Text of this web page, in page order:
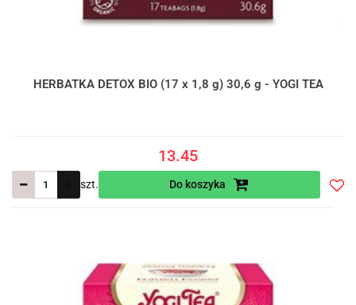
HERBATKA DETOX BIO (17 x 1,8 g) 30,6 g - YOGI TEA
13.45
szt. Do koszyka